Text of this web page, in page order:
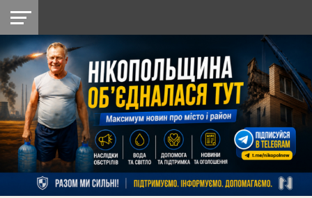
НІКОПОЛЬ
РАЙОН
СІЧЕСЛАВСЬКА
УКРАЇНА
РЕТРО
НІКОПОЛЬ
ЛАЙТ
УКРАЇНА
ДОПОМОГА
РАДІО